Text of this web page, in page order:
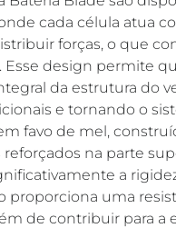
cada célula atua
forças, o que
Esse design permite
da estrutura do
e tornando o
favo de mel,
na parte
a
proporciona uma
de contribuir para a